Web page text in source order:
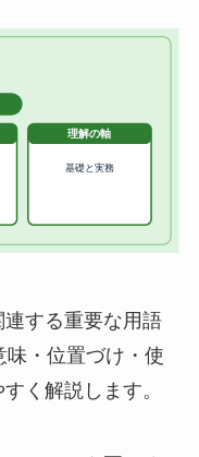
する重要な用語
味・位置づけ・使
く解説します。